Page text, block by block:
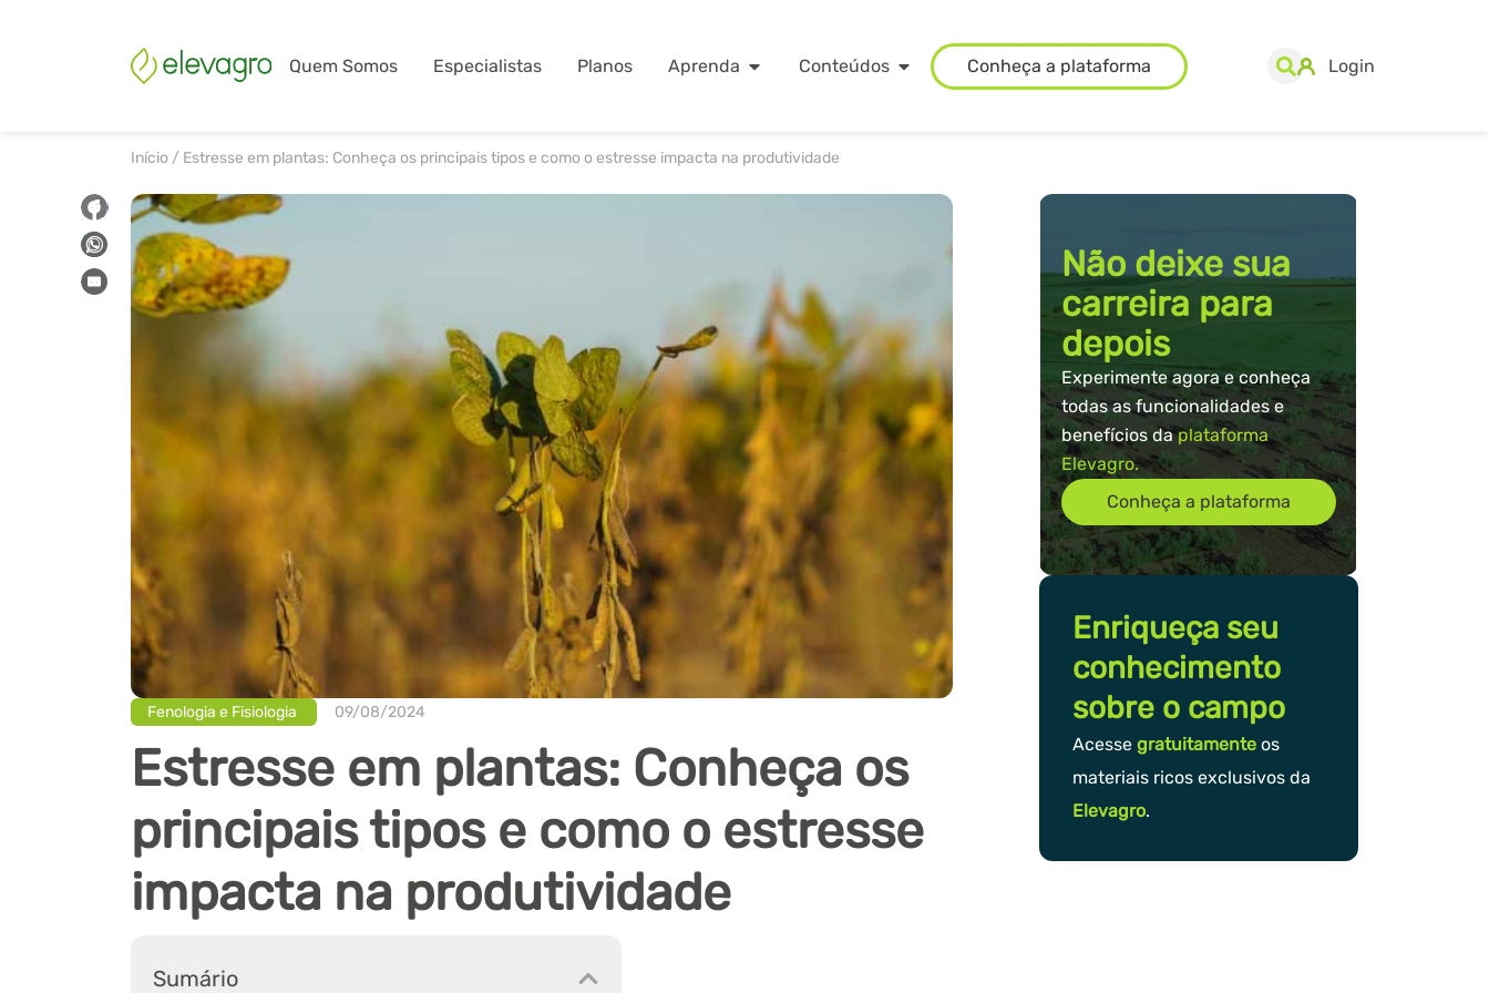
Quem Somos Especialistas Planos Aprenda Conteúdos Conheça a plataforma Login
Início / Estresse em plantas: Conheça os principais tipos e como o estresse impacta na produtividade
Fenologia e Fisiologia 09/08/2024
Estresse em plantas: Conheça os
principais tipos e como o estresse
impacta na produtividade
Sumário
Não deixe sua
carreira para
depois
Experimente agora e conheça
todas as funcionalidades e
benefícios daplataforma
Elevagro.
Conheça a plataforma
Enriqueça seu
conhecimento
sobre o campo
Acesse gratuitamenteos
materiais ricos exclusivos da
Elevagro.